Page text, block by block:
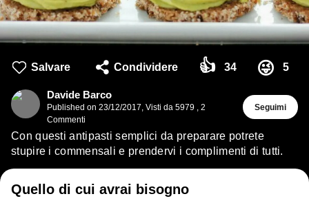
Salvare Condividere 👍 34 😜 5
Davide Barco
Published on 23/12/2017, Visti da 5979 , 2
Commenti
Seguimi
Con questi antipasti semplici da preparare potrete
stupire i commensali e prendervi i complimenti di tutti.
Quello di cui avrai bisogno